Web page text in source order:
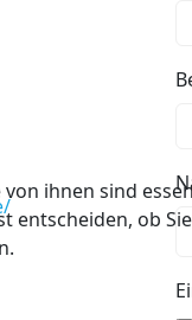
ihnen sind
entscheiden, ob